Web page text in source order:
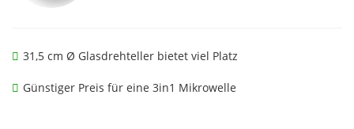
31,5 cm Ø Glasdrehteller bietet viel Platz
Günstiger Preis für eine 3in1 Mikrowelle